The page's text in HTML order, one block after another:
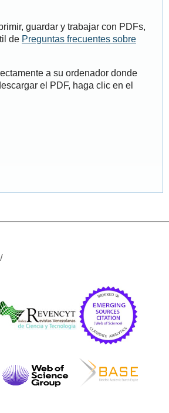
guardar y trabajar con PDFs,
de Preguntas frecuentes sobre
a su ordenador donde
el PDF, haga clic en el